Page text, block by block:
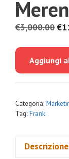
€3,000.00Il
€
Aggiungi
Categoria:
Tag: Frank
Descrizione